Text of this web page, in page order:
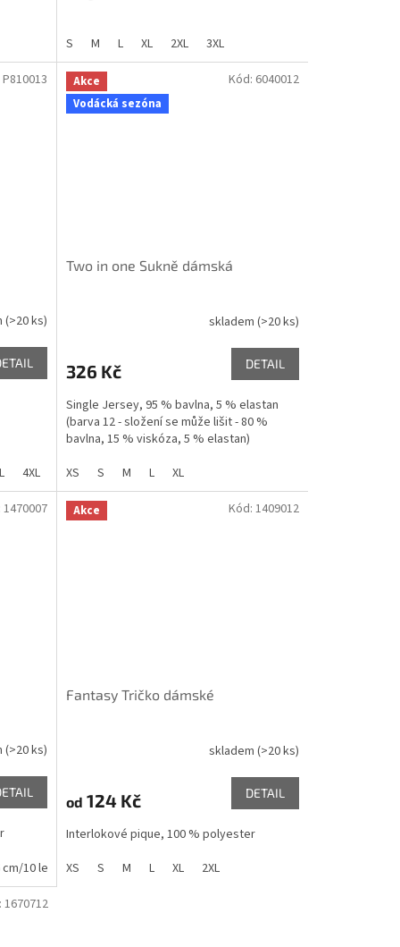
S M L XL 2XL 3XL
(>20 ks)
4XL
P810013
Akce
Vodácká sezóna
Two in one Sukně dámská
skladem (>20 ks)
326 Kč DETAIL
Single Jersey, 95 % bavlna, 5 % elastan
(barva 12 - složení se může lišit - 80 %
bavlna, 15 % viskóza, 5 % elastan)
XS
S M L XL
Kód: 6040012
(>20 ks)
10 let 158 cm/12 let
1470007 Akce
Fantasy Tričko dámské
skladem (>20 ks)
od 124 Kč DETAIL
Interlokové pique, 100 % polyester
XS
S M L XL 2XL
Kód: 1409012
1670712